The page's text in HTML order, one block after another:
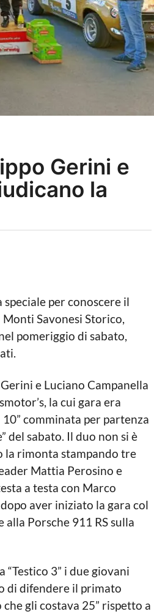
Gerini e
la
per conoscere il
Savonesi Storico,
pomeriggio di sabato,
e Luciano Campanella
la cui gara era
comminata per partenza
del sabato. Il duo non si è
la rimonta stampando tre
Mattia Perosino e
a testa con Marco
aver iniziato la gara col
Porsche 911 RS sulla
3” i due giovani
di difendere il primato
gli costava 25” rispetto a